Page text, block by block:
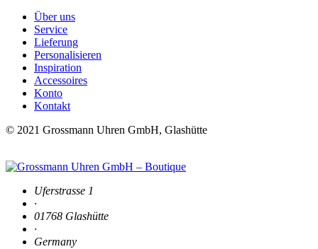
Über uns
Service
Lieferung
Personalisieren
Inspiration
Accessoires
Konto
Kontakt
© 2021 Grossmann Uhren GmbH, Glashütte
Uferstrasse 1
·
01768 Glashütte
·
Germany